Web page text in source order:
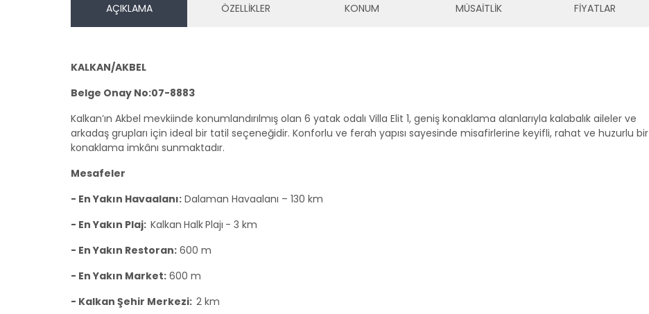
AÇIKLAMA ÖZELLİKLER KONUM MÜSAİTLİK FİYATLAR
KALKAN/AKBEL
Belge Onay No:07-8883
Kalkan’ın Akbel mevkiinde konumlandırılmış olan 6 yatak odalı Villa Elit 1, geniş konaklama alanlarıyla kalabalık aileler ve
arkadaş grupları için ideal bir tatil seçeneğidir. Konforlu ve ferah yapısı sayesinde misafirlerine keyifli, rahat ve huzurlu bir
konaklama imkânı sunmaktadır.
Mesafeler
- En Yakın Havaalanı: Dalaman Havaalanı – 130 km
- En Yakın Plaj: Kalkan HalkPlajı - 3 km
- En Yakın Restoran: 600 m
- En Yakın Market: 600 m
- Kalkan Şehir Merkezi: 2 km